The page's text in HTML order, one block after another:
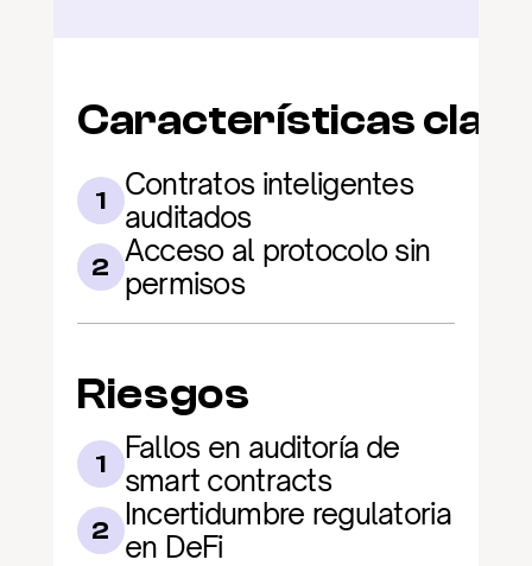
Características
1
Contratos inteligentes
auditados
2 Acceso al protocolo sin
permisos
Riesgos
1
Fallos en auditoría de
smart contracts
2 Incertidumbre regulatoria
en DeFi